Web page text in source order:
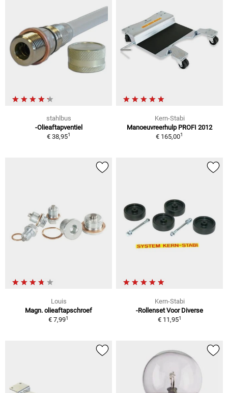
stahlbus
-Olieaftapventiel
€ 38,951
Kern-Stabi
Manoeuvreerhulp PROFI 2012
€ 165,001
Louis
Magn. olieaftapschroef
€ 7,991
Kern-Stabi
-Rollenset Voor Diverse
€ 11,951